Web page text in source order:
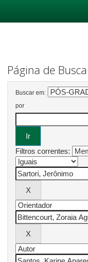
Página de Busca
Buscar em:
por
Filtros correntes: